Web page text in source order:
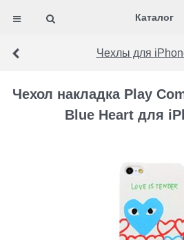
Каталог
Чехлы для
Чехол накладка Play
Blue Heart для